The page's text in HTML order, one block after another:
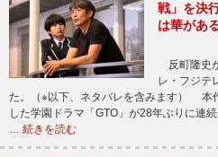
戦」を決
は華があ
反町隆史
レ・フジテ
た。（※以下、ネタバレを含みます） 本
した学園ドラマ「GTO」が28年ぶりに連
… 続きを読む